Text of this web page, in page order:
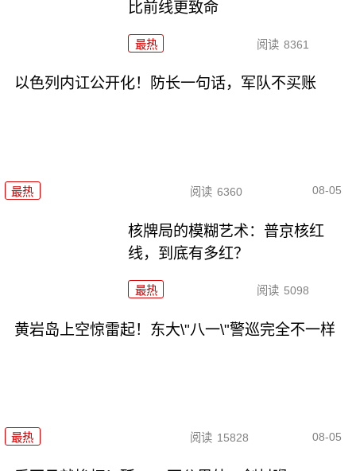
比前线更致命
最热 阅读 8361
以色列内讧公开化！防长一句话，军队不买账
最热 阅读 6360 08-05
核牌局的模糊艺术：普京核红
线，到底有多红？
最热 阅读 5098
黄岩岛上空惊雷起！东大\"八一\"警巡完全不一样
最热 阅读 15828 08-05